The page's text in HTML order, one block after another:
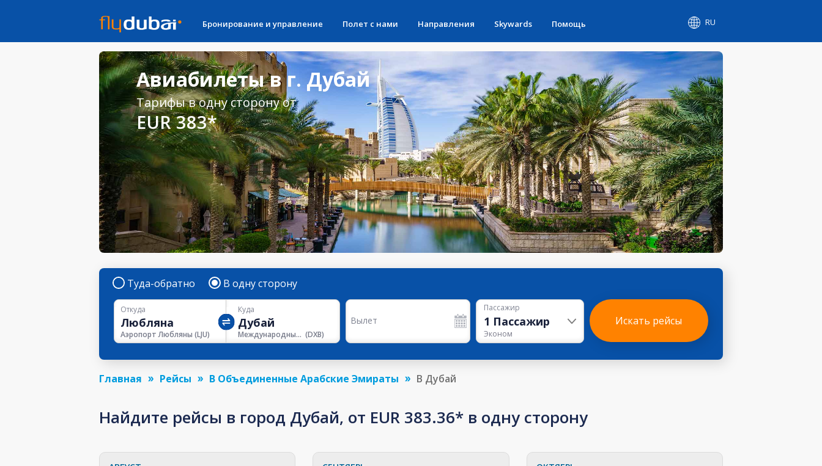
Бронирование и управление Полет с нами Направления Skywards Помощь RU
Авиабилеты в г. Дубай
Тарифы в одну сторону от
EUR 383*
Туда-обратно В одну сторону
Откуда
Аэропорт Любляны (LJU)
Куда
Международный Аэропорт Дубая (DXB)
Вылет
Пассажир
1 Пассажир
Эконом
Искать рейсы
Главная Рейсы В Объединенные Арабские Эмираты В Дубай
Найдите рейсы в город Дубай, от EUR 383.36* в одну сторону